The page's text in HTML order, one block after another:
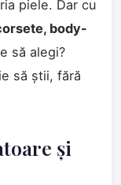
piele. Dar cu
body-
să alegi?
să știi, fără
și